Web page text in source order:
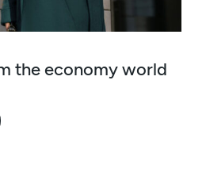
the economy world